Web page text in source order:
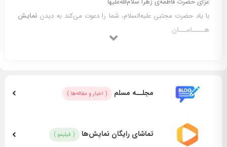
با یاد حضرت مجتبی علیه‌السلام، شما را دعوت می‌کند به دیدن نمایش
هـــــامـــان.
جهت رزرو با کلیک بر روی دکمه زیر، به اپلیکیشن گروه مسلم
مراجعه بفرمایید.
اَلّلهُمـّ؏َجِّل‌لِوَلیِّڪَ‌الفَرَج‌
مجلــه مسلم ( اخبار و مقاله‌ها )
تماشای رایگان نمایش‌ها ( فیلیمو )